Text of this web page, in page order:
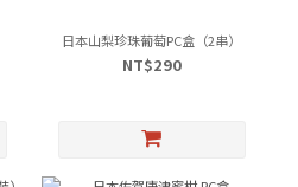
日本山梨珍珠葡萄PC盒（2串）
NT$290